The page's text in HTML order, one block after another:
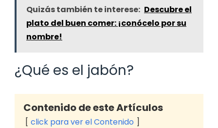
Quizás también te interese: Descubre el
plato del buen comer: ¡conócelo por su
nombre!
¿Qué es el jabón?
Contenido de este Artículos
click para ver el Contenido